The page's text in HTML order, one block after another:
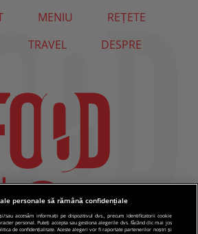
MENIU
REȚETE
TRAVEL DESPRE
personale să rămână confidențiale
sau accesăm informații pe dispozitivul dvs., precum identificatorii cookie
personal. Puteți accepta sau gestiona alegerile dvs. făcând clic mai jos
de confidențialitate. Aceste alegeri vor fi raportate partenerilor noștri și